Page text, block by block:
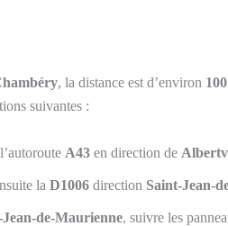
, la distance est d’environ
suivantes :
A43 en direction de
la D1006 direction Saint-Jean-
Jean-de-Maurienne, suivre les